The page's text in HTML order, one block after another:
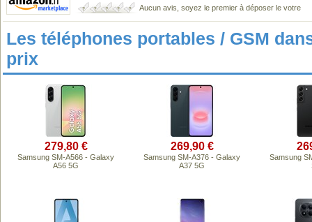
Aucun avis, soyez le premier à déposer le votre
Les téléphones portables / GSM
prix
279,80 €
Samsung SM-A566 - Galaxy
A56 5G
269,90 €
Samsung SM-A376 - Galaxy
A37 5G
Samsung